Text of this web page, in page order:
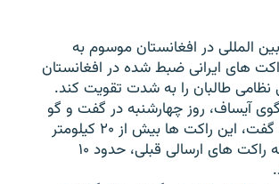
المللی در افغانستان موسوم به
های ایرانی ضبط شده در افغانستان
نظامی طالبان را به شدت تقویت کند.
آیساف، روز چهارشنبه در گفت و گو
با خبرگزاری فرانسه گفت، این راکت ها بیش از ۲۰ کیلومتر
برد دارند در حالی که راکت های ارسالی قبلی، حدود ۱۰